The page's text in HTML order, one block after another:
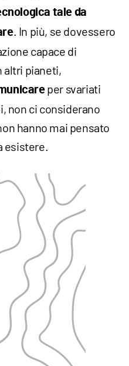
tale da
. In più, se dovessero
capace di
altri pianeti,
per svariati
non ci considerano
hanno mai pensato
esistere.